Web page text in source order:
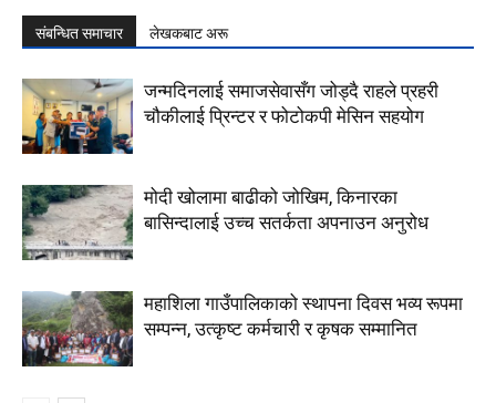
संबन्धित समाचार लेखकबाट अरू
जन्मदिनलाई समाजसेवासँग जोड्दै राहले प्रहरी
चौकीलाई प्रिन्टर र फोटोकपी मेसिन सहयोग
मोदी खोलामा बाढीको जोखिम, किनारका
बासिन्दालाई उच्च सतर्कता अपनाउन अनुरोध
महाशिला गाउँपालिकाको स्थापना दिवस भव्य रूपमा
सम्पन्न, उत्कृष्ट कर्मचारी र कृषक सम्मानित